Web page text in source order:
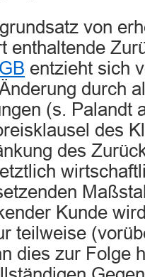
von
enthaltende
entzieht sich
durch
(s. Palandt
des
des
Kunde
teilweise
dies zur Folge